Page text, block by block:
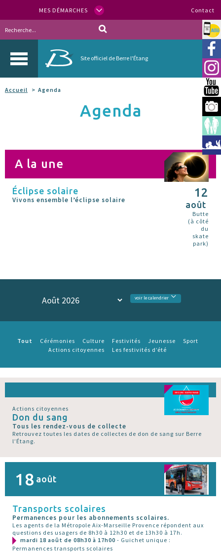
MES DÉMARCHES Contact
Site officiel de Berre l'Étang
Allo
Accueil Agenda
Agenda
A la une
Éclipse solaire
Vivons ensemble l’éclipse solaire
12
août
Butte
(à côté
du
skate
park)
voir le calendrier
Tout Cérémonies Culture Festivités Jeunesse
Sport
Actions citoyennes
Les festivités d’été
Actions citoyennes
Don du sang
Tous les rendez-vous de collecte
Retrouvez toutes les dates de collectes de don de sang sur Berre
l’Étang.
18 août
Transports scolaires
Permanences pour les abonnements scolaires.
Les agents de la Métropole Aix-Marseille Provence répondent aux
questions des usagers de 8h30 à 12h30 et de 13h30 à 17h.
mardi 18 août de 08h30 à 17h00 - Guichet unique :
Permanences transports scolaires